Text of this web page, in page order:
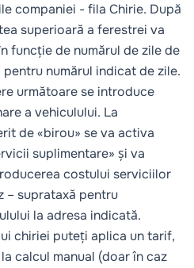
companiei - fila Chirie. După
superioară a ferestrei va
funcție de numărul de zile de
numărul indicat de zile.
următoare se introduce
a vehiculului. La
de «birou» se va activa
suplimentare» și va
costului serviciilor
– suprataxă pentru
la adresa indicată.
chiriei puteți aplica un tarif,
calcul manual (doar în caz